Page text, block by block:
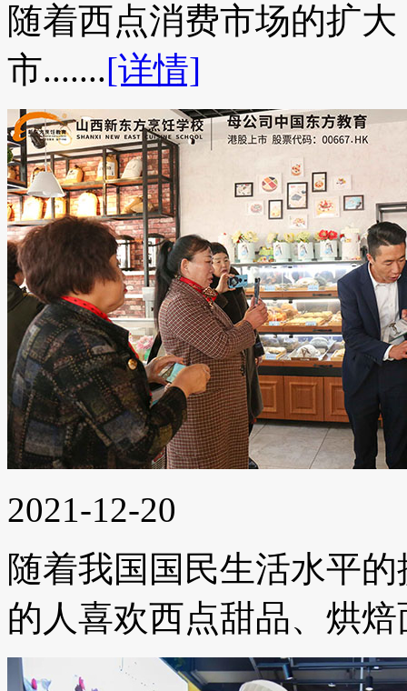
随着西点消费市场的扩
市.......[详情]
2021-12-20
随着我国国民生活水平
的人喜欢西点甜品、烘焙